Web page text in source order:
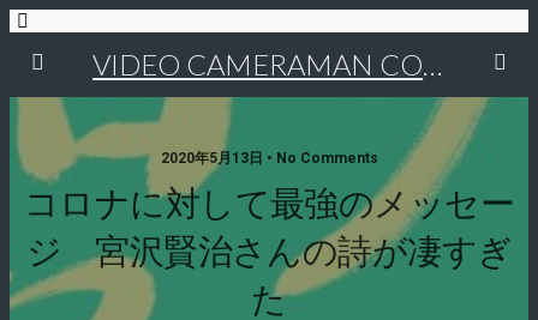
VIDEO CAMERAMAN COMMUNITY
2020年5月13日 • No Comments
コロナに対して最強のメッセー
ジ 宮沢賢治さんの詩が凄すぎ
た